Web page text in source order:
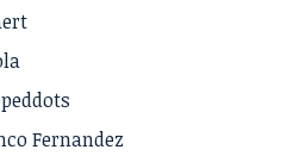
Fernandez